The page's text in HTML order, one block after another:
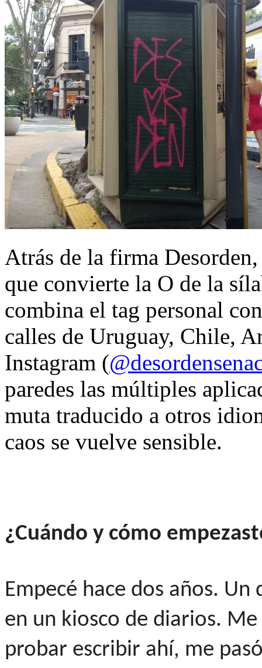
Atrás de la firma
que convierte la O de la
combina el tag personal
calles de Uruguay, Chile,
Instagram (
paredes las múltiples
muta traducido a otros
caos se vuelve sensible.
¿Cuándo y cómo
Empecé hace dos años.
en un kiosco de diarios.
probar escribir ahí, me